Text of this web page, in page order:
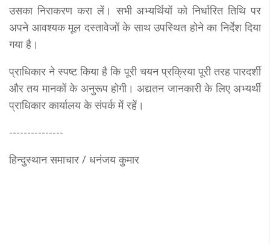
उसका निराकरण करा लें। सभी अभ्यर्थियों को निर्धारित तिथि पर
अपने आवश्यक मूल दस्तावेजों के साथ उपस्थित होने का निर्देश दिया
गया है।
प्राधिकार ने स्पष्ट किया है कि पूरी चयन प्रक्रिया पूरी तरह पारदर्शी
और तय मानकों के अनुरूप होगी। अद्यतन जानकारी के लिए अभ्यर्थी
प्राधिकार कार्यालय के संपर्क में रहें।
---------------
हिन्दुस्थान समाचार / धनंजय कुमार